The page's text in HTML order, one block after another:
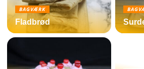
BAGVÆRK
Fladbrød